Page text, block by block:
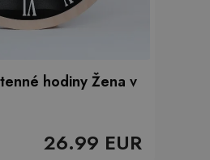
hodiny Žena v
26.99 EUR